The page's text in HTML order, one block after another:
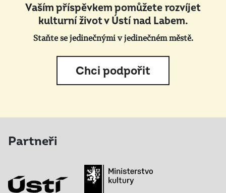
Vaším příspěvkem pomůžete rozvíjet
kulturní život v Ústí nad Labem.
Staňte se jedinečnými v jedinečném městě.
Chci podpořit
Partneři